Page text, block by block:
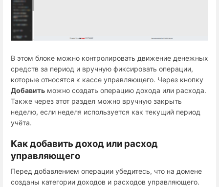
В этом блоке можно контролировать движение денежных
средств за период и вручную фиксировать операции,
которые относятся к кассе управляющего. Через кнопку
Добавить можно создать операцию дохода или расхода.
Также через этот раздел можно вручную закрыть
неделю, если неделя используется как текущий период
учёта.
Как добавить доход или расход
управляющего
Перед добавлением операции убедитесь, что на домене
созданы категории доходов и расходов управляющего.